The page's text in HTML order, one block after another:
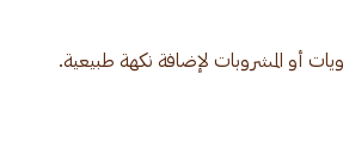
أو المشروبات لإضافة نكهة طبيعية.